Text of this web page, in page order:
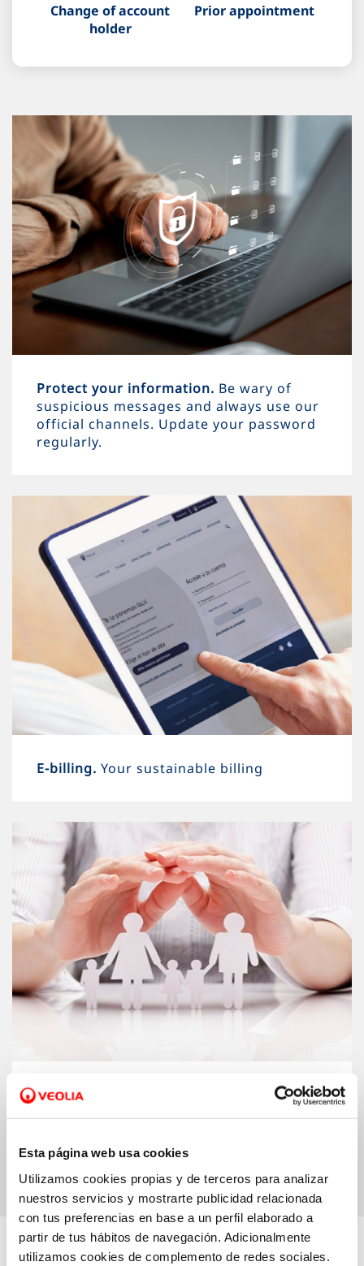
Esta página web usa cookies
Utilizamos cookies propias y de terceros para analizar
nuestros servicios y mostrarte publicidad relacionada
con tus preferencias en base a un perfil elaborado a
partir de tus hábitos de navegación. Adicionalmente
utilizamos cookies de complemento de redes sociales.
Change of account
holder
Prior appointment
Protect your information. Be wary of
suspicious messages and always use our
official channels. Update your password
regularly.
E-billing. Your sustainable billing
Support schemes.
We have a series of
Learn more...